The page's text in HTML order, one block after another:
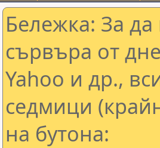
Бележка: За
сървъра от
Yahoo и др.,
седмици
на бутона: